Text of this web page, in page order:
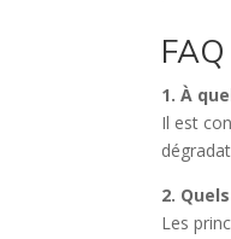
1. À
Il est
2.
Les